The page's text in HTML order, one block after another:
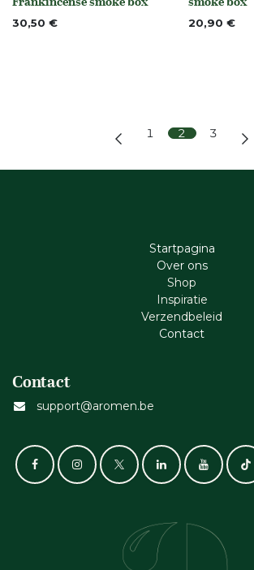
30,50 € 20,90 €
1 2 3
Startpagina
Ove​r​ ons
Shop
Inspiratie
Verzendbeleid
Cont​act
Contact
support@aromen.be